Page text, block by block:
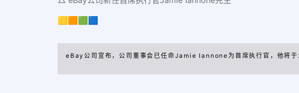
🟨🟧🟩🟦
eBay公司宣布，公司董事会已任命Jamie Iannone为首席执行官，他将